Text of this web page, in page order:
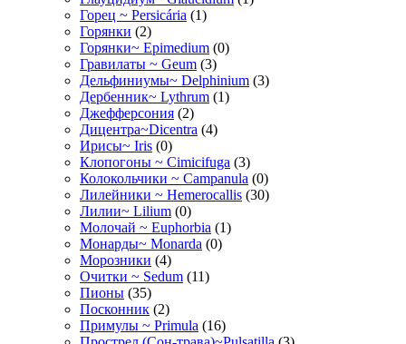
Горец ~ Persicária (1)
Горянки (2)
Горянки~ Epimedium (0)
Гравилаты ~ Geum (3)
Дельфиниумы~ Delphinium (3)
Дербенник~ Lythrum (1)
Джефферсония (2)
Дицентра~Dicentra (4)
Ирисы~ Iris (0)
Клопогоны ~ Cimicifuga (3)
Колокольчики ~ Campanula (0)
Лилейники ~ Hemerocallis (30)
Лилии~ Lilium (0)
Молочай ~ Euphorbia (1)
Монарды~ Monarda (0)
Морозники (4)
Очитки ~ Sedum (11)
Пионы (35)
Посконник (2)
Примулы ~ Primula (16)